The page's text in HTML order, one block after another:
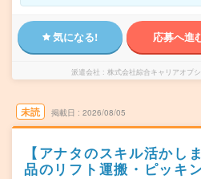
気になる! 応募へ進
派遣会社 株式会社綜合キャリアオプ
未読 掲載日 2026/08/05
【アナタのスキル活かし
品のリフト運搬・ピッキ